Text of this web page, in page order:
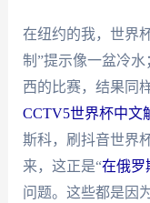
在纽约的我，世界
制”提示像一盆冷
西的比赛，结果同
CCTV5世界杯中文
斯科，刷抖音世界
来，这正是“在俄罗
问题。这些都是因